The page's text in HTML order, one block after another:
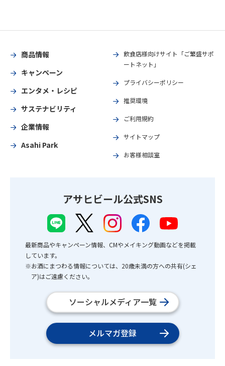
商品情報
キャンペーン
エンタメ・レシピ
サステナビリティ
企業情報
Asahi Park
飲食店様向けサイト「ご繁盛サポ
ートネット」
プライバシーポリシー
推奨環境
ご利用規約
サイトマップ
お客様相談室
アサヒビール公式SNS
最新商品やキャンペーン情報、CMやメイキング動画などを掲載
しています。
※お酒にまつわる情報については、20歳未満の方への共有(シェ
ア)はご遠慮ください。
ソーシャルメディア一覧
メルマガ登録